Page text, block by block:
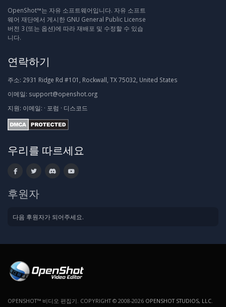
OpenShot™는 자유 소프트웨어입니다. 자유 소프트
웨어 재단에서 게시한 GNU General Public License
버전 3 (또는 옵션)에 따라 재배포 및 수정할 수 있습
니다.
연락하기
주소: 2931 Ridge Rd #101, Rockwall, TX 75032, United States
이메일: support@openshot.org
지원: 이메일: · 포럼 · 디스코드
우리를 따르세요
후원자
다음 후원자가 되어주세요.
OPENSHOT™ 비디오 편집기. COPYRIGHT © 2008-2026 OPENSHOT STUDIOS, LLC.